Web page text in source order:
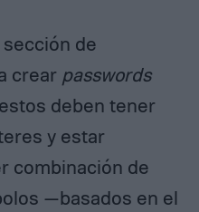
de
crear passwords
deben tener
y estar
combinación de
—basados en el